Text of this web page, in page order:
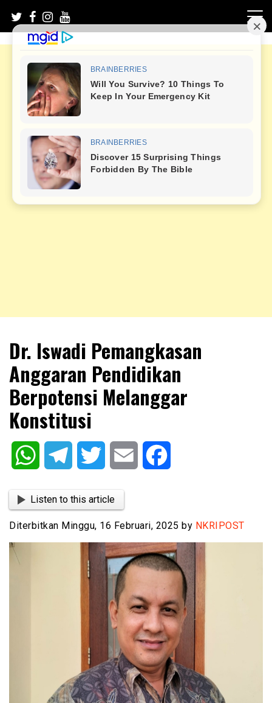
content
NKRIPOST
Dr. Iswadi Pemangkasan
Anggaran Pendidikan
Berpotensi Melanggar
Konstitusi
WhatsAppTelegram Twitter Email
Listen to this article
Diterbitkan Minggu, 16 Februari, 2025 by NKRIPOST